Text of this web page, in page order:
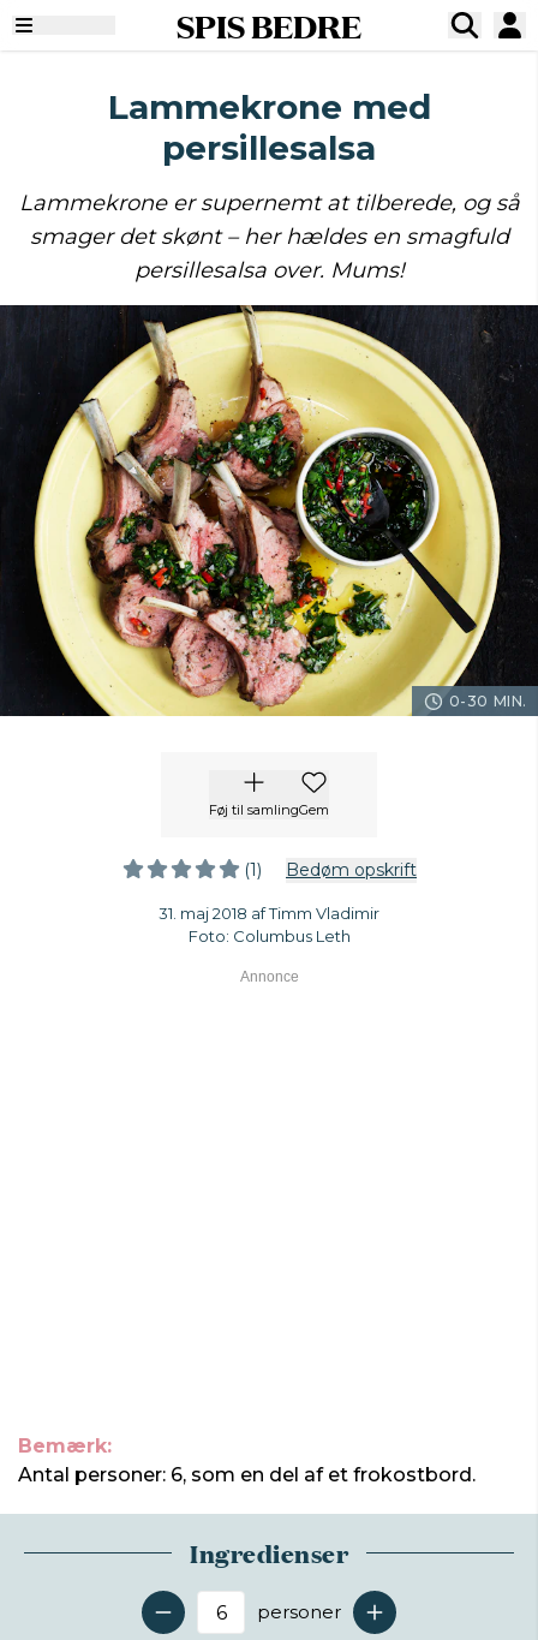
SPIS BEDRE
Lammekrone med
persillesalsa
Lammekrone er supernemt at tilberede, og så
smager det skønt – her hældes en smagfuld
persillesalsa over. Mums!
0-30 MIN.
Føj til samlingGem
(1) Bedøm opskrift
31. maj 2018 af Timm Vladimir
Foto: Columbus Leth
Bemærk:
Antal personer: 6, som en del af et frokostbord.
Ingredienser
Antal serveringer
personer